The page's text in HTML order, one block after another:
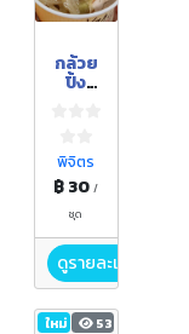
กล้วย
ปิ้ง
พิจิตร
฿ 30/
ชุด
ดูรายละเอียด
ใหม่ 53